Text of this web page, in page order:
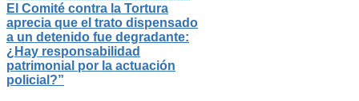
El Comité contra la Tortura
aprecia que el trato dispensado
a un detenido fue degradante:
¿Hay responsabilidad
patrimonial por la actuación
policial?”